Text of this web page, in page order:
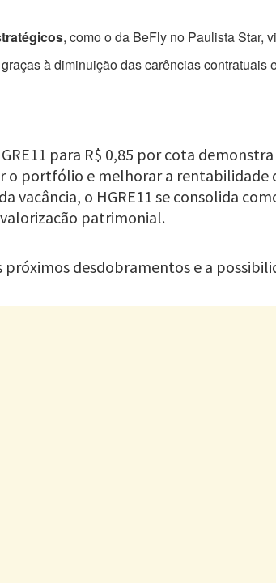
, como o da BeFly no Paulista Star,
à diminuição das carências contratuais
para R$ 0,85 por cota
o portfólio e melhorar a rentabilidade
vacância, o HGRE11 se consolida
patrimonial.
próximos desdobramentos e a